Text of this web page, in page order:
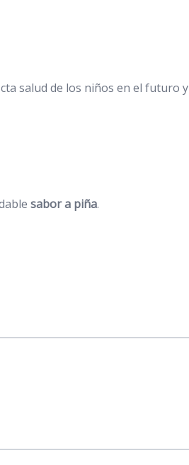
salud de los niños en el futuro y
sabor a piña.